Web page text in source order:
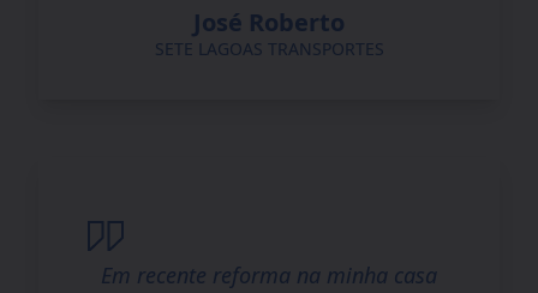
José Roberto
SETE LAGOAS TRANSPORTES
Em recente reforma na minha casa